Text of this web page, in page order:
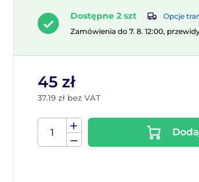
Dostępne 2 szt
Opcje
Zamówienia do 7. 8. 12:00,
45 zł
37.19 zł bez VAT